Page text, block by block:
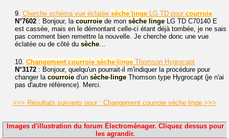
9. Cherche schéma vue éclatée sèche linge LG TD pour courroie
N°7602 : Bonjour, la courroie de mon sèche linge LG TD C70140 E
est cassée, mais en le démontant celle-ci étant déjà tombée, je ne sais
pas comment bien remettre la nouvelle. Je cherche donc une vue
éclatée ou de côté du sèche...
10. Changement courroie sèche- linge Thomson Hygrocapt
N°3172 : Bonjour, quelqu'un pourrait-il m'indiquer la procédure pour
changer la courroie d'un sèche- linge Thomson type Hygrocapt (je n'ai
pas d'autre référence). Merci.
>>> Résultats suivants pour : Changement courroie sèche linge >>>
Images d'illustration du forum Électroménager. Cliquez dessus pour
les agrandir.